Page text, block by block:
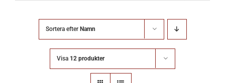
Sortera efter Namn
Visa 12 produkter